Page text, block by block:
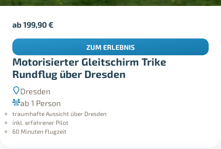
Motorisierter Gleitschirm Trike
Rundflug über Dresden
Dresden
ab 1 Person
traumhafte Aussicht über Dresden
inkl. erfahrener Pilot
60 Minuten Flugzeit
ab199,90€
ZUM ERLEBNIS